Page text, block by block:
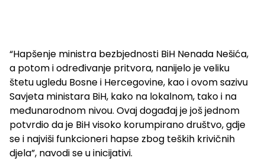
“Hapšenje ministra bezbjednosti BiH Nenada Nešića,
a potom i određivanje pritvora, nanijelo je veliku
štetu ugledu Bosne i Hercegovine, kao i ovom sazivu
Savjeta ministara BiH, kako na lokalnom, tako i na
međunarodnom nivou. Ovaj događaj je još jednom
potvrdio da je BiH visoko korumpirano društvo, gdje
se i najviši funkcioneri hapse zbog teških krivičnih
djela”, navodi se u inicijativi.